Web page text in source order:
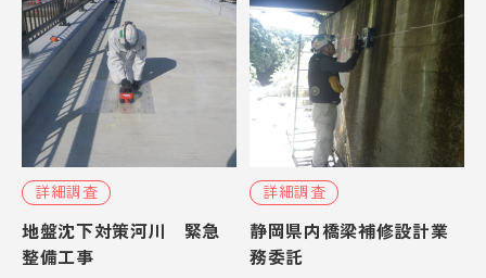
詳細調査
地盤沈下対策河川 緊急
整備工事
詳細調査
静岡県内橋梁補修設計業
務委託